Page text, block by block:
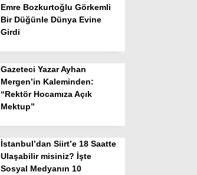
Emre Bozkurtoğlu Görkemli
Bir Düğünle Dünya Evine
Girdi
Gazeteci Yazar Ayhan
Mergen’in Kaleminden:
“Rektör Hocamıza Açık
Mektup”
İstanbul’dan Siirt’e 18 Saatte
Ulaşabilir misiniz? İşte
Sosyal Medyanın 10